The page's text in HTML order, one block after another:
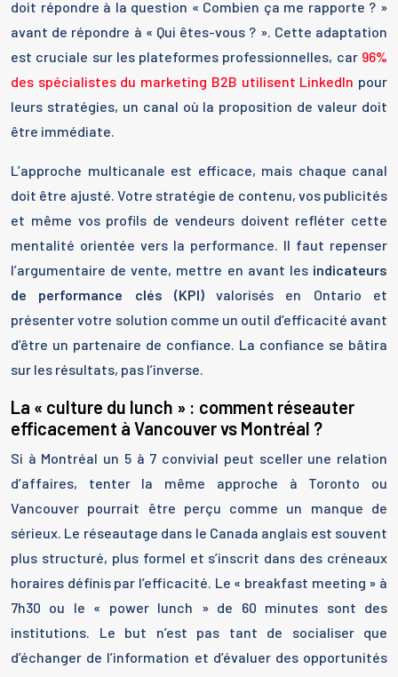
doit répondre à la question « Combien ça me rapporte ? »
avant de répondre à « Qui êtes-vous ? ». Cette adaptation
est cruciale sur les plateformes professionnelles, car 96%
des spécialistes du marketing B2B utilisent LinkedIn pour
leurs stratégies, un canal où la proposition de valeur doit
être immédiate.
L’approche multicanale est efficace, mais chaque canal
doit être ajusté. Votre stratégie de contenu, vos publicités
et même vos profils de vendeurs doivent refléter cette
mentalité orientée vers la performance. Il faut repenser
l’argumentaire de vente, mettre en avant les indicateurs
de performance clés (KPI)valorisés en Ontario et
présenter votre solution comme un outil d’efficacité avant
d’être un partenaire de confiance. La confiance se bâtira
sur les résultats, pas l’inverse.
La « culture du lunch » : comment réseauter
efficacement à Vancouver vs Montréal ?
Si à Montréal un 5 à 7 convivial peut sceller une relation
d’affaires, tenter la même approche à Toronto ou
Vancouver pourrait être perçu comme un manque de
sérieux. Le réseautage dans le Canada anglais est souvent
plus structuré, plus formel et s’inscrit dans des créneaux
horaires définis par l’efficacité. Le « breakfast meeting » à
7h30 ou le « power lunch » de 60 minutes sont des
institutions. Le but n’est pas tant de socialiser que
d’échanger de l’information et d’évaluer des opportunités